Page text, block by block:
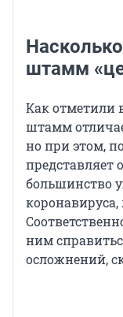
штамм
Как отметили
штамм
но при этом,
представляет
большинство
ним
осложнений,